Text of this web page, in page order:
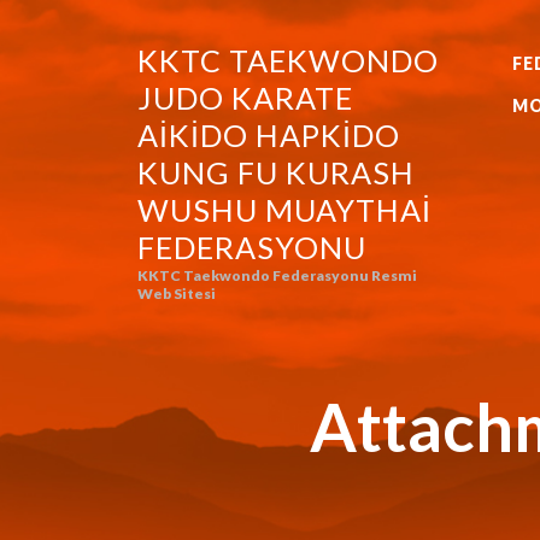
KKTC TAEKWONDO
JUDO KARATE
AIKIDO HAPKIDO
KUNG FU KURASH
WUSHU MUAYTHAI
FEDERASYONU
KKTC Taekwondo Federasyonu Resmi
Web Sitesi
KKTC TAEKWONDO JUDO